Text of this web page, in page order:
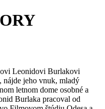
Leonidovi Burlakovi
nájde jeho vnuk, mladý
letnom dome osobné a
Burlaka pracoval od